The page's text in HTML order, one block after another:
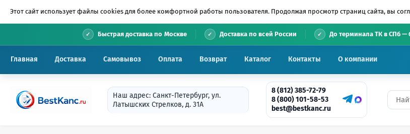
Этот сайт использует файлы cookies для более комфортной работы пользователя. Продолжая просмотр страниц сайта, вы
Быстрая доставка по Москве Доставка по всей России До терминала ТК в СПб —
Главная Доставка Самовывоз Оплата Возврат Каталог Контакты О компании
Наш адрес: Санкт-Петербург, ул.
Латышских Стрелков, д. 31А
8 (812) 385-72-79
8 (800) 101-58-53
best@bestkanc.ru